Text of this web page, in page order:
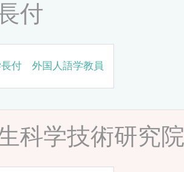
付
付 外国人語学教員
科学技術研究